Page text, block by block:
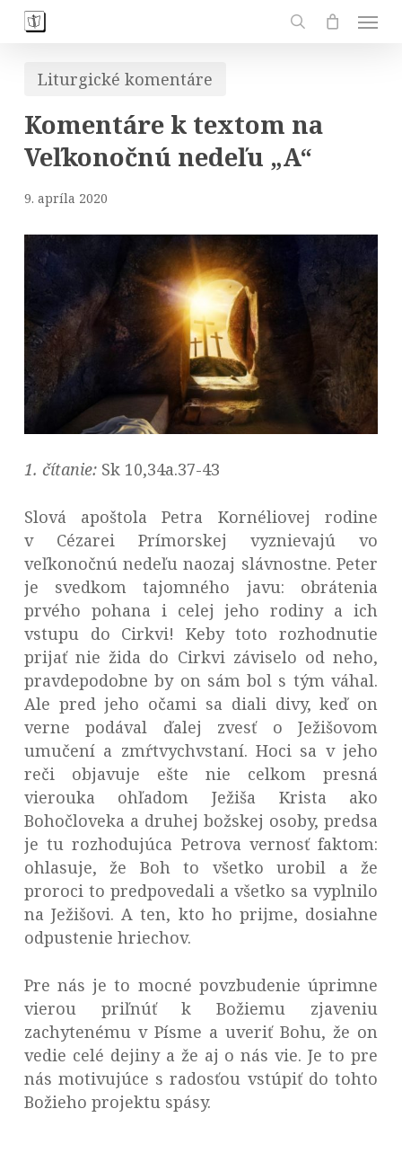
Skip
contentLiturgické komentáre
Komentáre k textom na
Veľkonočnú nedeľu „A“
9. apríla 2020
1. čítanie: Sk 10,34a.37-43
Slová apoštola Petra Kornéliovej rodine
v Cézarei Prímorskej vyznievajú vo
veľkonočnú nedeľu naozaj slávnostne. Peter
je svedkom tajomného javu: obrátenia
prvého pohana i celej jeho rodiny a ich
vstupu do Cirkvi! Keby toto rozhodnutie
prijať nie žida do Cirkvi záviselo od neho,
pravdepodobne by on sám bol s tým váhal.
Ale pred jeho očami sa diali divy, keď on
verne podával ďalej zvesť o Ježišovom
umučení a zmŕtvychvstaní. Hoci sa v jeho
reči objavuje ešte nie celkom presná
vierouka ohľadom Ježiša Krista ako
Bohočloveka a druhej božskej osoby, predsa
je tu rozhodujúca Petrova vernosť faktom:
ohlasuje, že Boh to všetko urobil a že
proroci to predpovedali a všetko sa vyplnilo
na Ježišovi. A ten, kto ho prijme, dosiahne
odpustenie hriechov.
Pre nás je to mocné povzbudenie úprimne
vierou priľnúť k Božiemu zjaveniu
zachytenému v Písme a uveriť Bohu, že on
vedie celé dejiny a že aj o nás vie. Je to pre
nás motivujúce s radosťou vstúpiť do tohto
Božieho projektu spásy.